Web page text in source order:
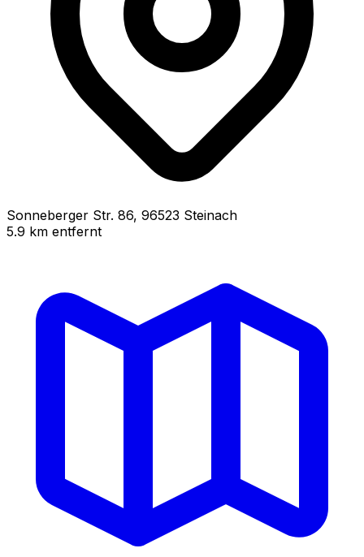
Sonneberger Str. 86, 96523 Steinach
5.9 km entfernt